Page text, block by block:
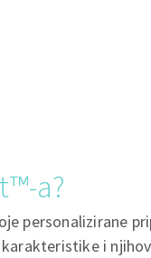
a?
personalizirane
i